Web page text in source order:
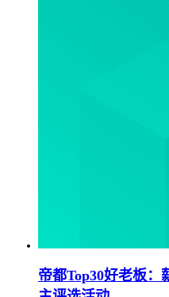
帝都Top30好老板：